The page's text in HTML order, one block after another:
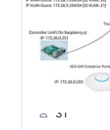
Course
For
31